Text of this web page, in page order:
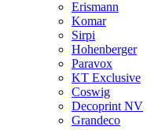
Erismann
Komar
Sirpi
Hohenberger
Paravox
KT Exclusive
Coswig
Decoprint NV
Grandeco